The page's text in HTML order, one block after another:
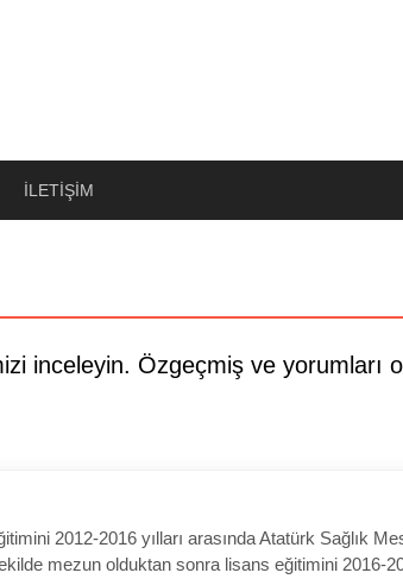
İLETIŞIM
inceleyin. Özgeçmiş ve yorumları
2012-2016 yılları arasında Atatürk Sağlık
mezun olduktan sonra lisans eğitimini 2016-